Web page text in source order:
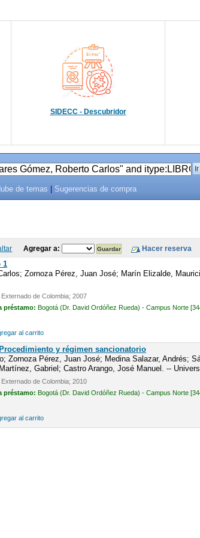
SIDECC - Descubridor
de temas Sugerencias de compra
Agregar a:
1
Zornoza Pérez, Juan José; Marín Elizalde,
de Colombia; 2007
préstamo: Bogotá (Dr. David Ordóñez Rueda) - Campus Norte
al carrito
y régimen sancionatorio
Zornoza Pérez, Juan José; Medina Salazar, Andrés;
Gabriel; Castro Arango, José Manuel. --
de Colombia; 2010
préstamo: Bogotá (Dr. David Ordóñez Rueda) - Campus Norte
al carrito